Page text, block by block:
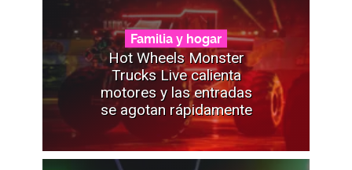
Familia y hogar
Hot Wheels Monster
Trucks Live calienta
motores y las entradas
se agotan rápidamente